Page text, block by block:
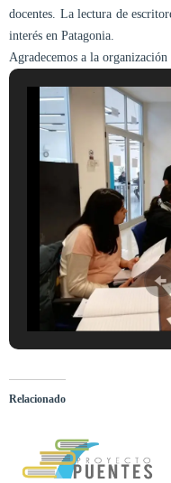
docentes. La lectura de
interés en Patagonia.
Agradecemos a la
Relacionado